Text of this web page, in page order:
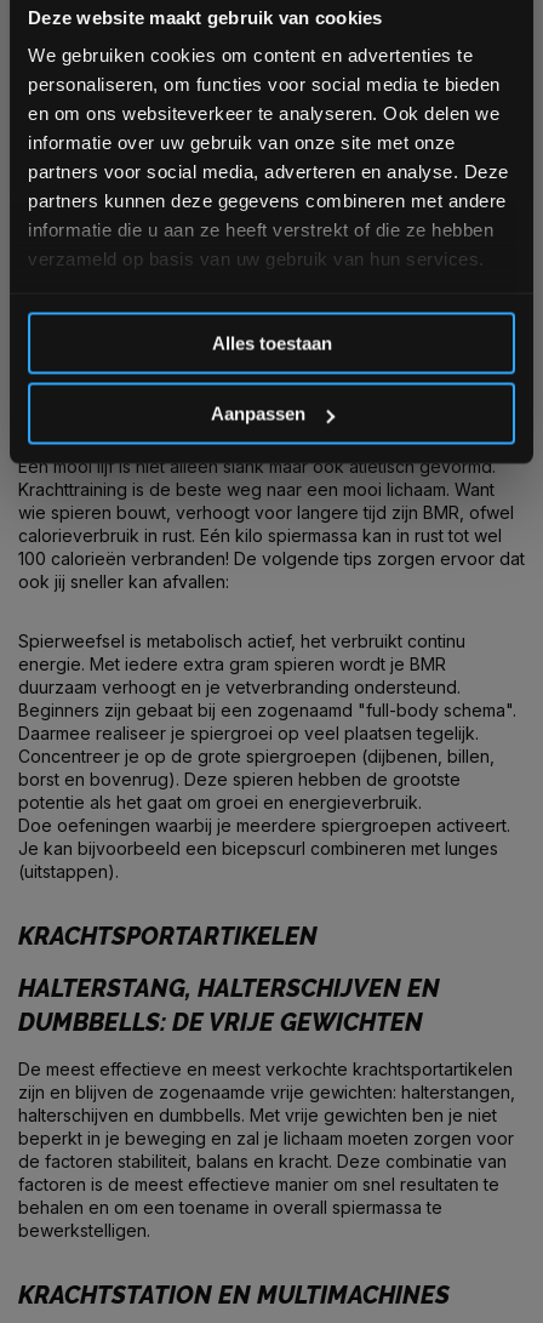
Deze website maakt gebruik van cookies
We gebruiken cookies om content en advertenties te
personaliseren, om functies voor social media te bieden
en om ons websiteverkeer te analyseren. Ook delen we
informatie over uw gebruik van onze site met onze
partners voor social media, adverteren en analyse. Deze
partners kunnen deze gegevens combineren met andere
informatie die u aan ze heeft verstrekt of die ze hebben
verzameld op basis van uw gebruik van hun services.
Alles toestaan
Aanpassen
1-3 werkdagen
€10,00
1 tot 3 werkdagen
€599,00
1 2 3 4 5 58
KRACHTAPPARATUUR EN AFVALLEN
Een mooi lijf is niet alleen slank maar ook atletisch gevormd.
Krachttraining is de beste weg naar een mooi lichaam. Want
wie spieren bouwt, verhoogt voor langere tijd zijn BMR, ofwel
calorieverbruik in rust. Eén kilo spiermassa kan in rust tot wel
100 calorieën verbranden! De volgende tips zorgen ervoor dat
ook jij sneller kan afvallen:
Spierweefsel is metabolisch actief, het verbruikt continu
energie. Met iedere extra gram spieren wordt je BMR
duurzaam verhoogt en je vetverbranding ondersteund.
Beginners zijn gebaat bij een zogenaamd "full-body schema".
Daarmee realiseer je spiergroei op veel plaatsen tegelijk.
Concentreer je op de grote spiergroepen (dijbenen, billen,
borst en bovenrug). Deze spieren hebben de grootste
potentie als het gaat om groei en energieverbruik.
Doe oefeningen waarbij je meerdere spiergroepen activeert.
Je kan bijvoorbeeld een bicepscurl combineren met lunges
(uitstappen).
KRACHTSPORTARTIKELEN
HALTERSTANG, HALTERSCHIJVEN EN
DUMBBELLS: DE VRIJE GEWICHTEN
De meest effectieve en meest verkochte krachtsportartikelen
zijn en blijven de zogenaamde vrije gewichten: halterstangen,
halterschijven en dumbbells. Met vrije gewichten ben je niet
beperkt in je beweging en zal je lichaam moeten zorgen voor
de factoren stabiliteit, balans en kracht. Deze combinatie van
factoren is de meest effectieve manier om snel resultaten te
behalen en om een toename in overall spiermassa te
bewerkstelligen.
KRACHTSTATION EN MULTIMACHINES
Bam! 5% korting op je volgende
bestelling
Schrijf je in voor onze nieuwsbrief om op de hoogte te
blijven over onze nieuwe producten, deals en meer
interessante info. Ontvang 5% korting op je eerstvolgende
aankoop! 😀
Inschrijven
*Verzendkosten vallen buiten de korting